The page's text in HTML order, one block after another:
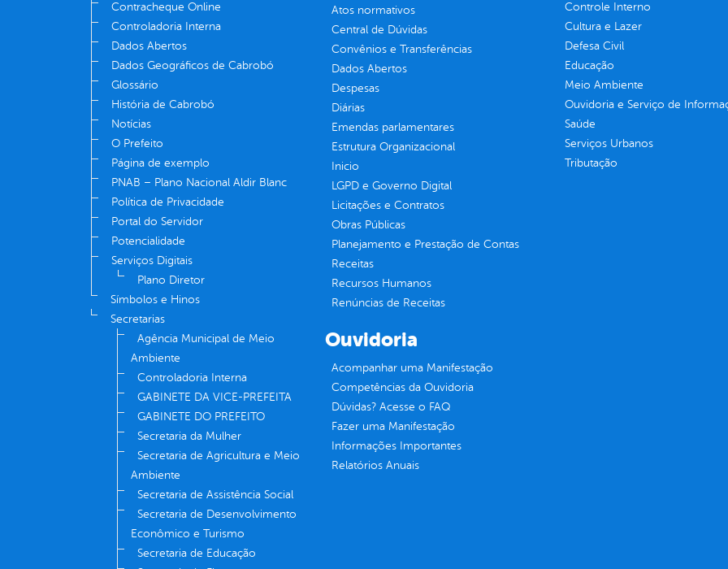
Contracheque Online
Controladoria Interna
Dados Abertos
Dados Geográficos de Cabrobó
Glossário
História de Cabrobó
Notícias
O Prefeito
Página de exemplo
PNAB – Plano Nacional Aldir Blanc
Política de Privacidade
Portal do Servidor
Potencialidade
Serviços Digitais
Plano Diretor
Símbolos e Hinos
Secretarias
Agência Municipal de Meio
Ambiente
Controladoria Interna
GABINETE DA VICE-PREFEITA
GABINETE DO PREFEITO
Secretaria da Mulher
Secretaria de Agricultura e Meio
Ambiente
Secretaria de Assistência Social
Secretaria de Desenvolvimento
Econômico e Turismo
Secretaria de Educação
Atos normativos
Central de Dúvidas
Convênios e Transferências
Dados Abertos
Despesas
Diárias
Emendas parlamentares
Estrutura Organizacional
Inicio
LGPD e Governo Digital
Licitações e Contratos
Obras Públicas
Planejamento e Prestação de Contas
Receitas
Recursos Humanos
Renúncias de Receitas
Controle Interno
Cultura e Lazer
Defesa Civil
Educação
Meio Ambiente
Ouvidoria e Serviço de
Saúde
Serviços Urbanos
Tributação
Ouvidoria
Acompanhar uma Manifestação
Competências da Ouvidoria
Dúvidas? Acesse o FAQ
Fazer uma Manifestação
Informações Importantes
Relatórios Anuais